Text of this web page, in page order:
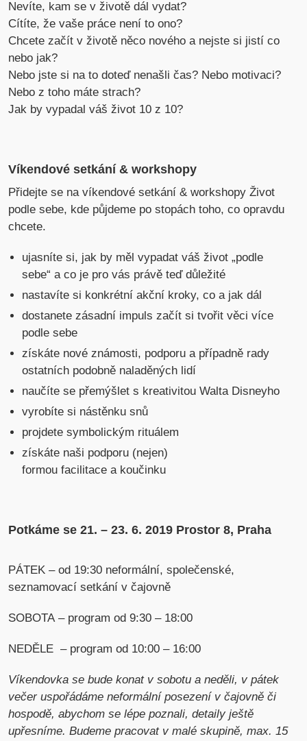
Nevíte, kam se v životě dál vydat?
Cítíte, že vaše práce není to ono?
Chcete začít v životě něco nového a nejste si jistí co
nebo jak?
Nebo jste si na to doteď nenašli čas? Nebo motivaci?
Nebo z toho máte strach?
Jak by vypadal váš život 10 z 10?
Víkendové setkání & workshopy
Přidejte se na víkendové setkání & workshopy Život
podle sebe, kde půjdeme po stopách toho, co opravdu
chcete.
ujasníte si, jak by měl vypadat váš život „podle
sebe“ a co je pro vás právě teď důležité
nastavíte si konkrétní akční kroky, co a jak dál
dostanete zásadní impuls začít si tvořit věci více
podle sebe
získáte nové známosti, podporu a případně rady
ostatních podobně naladěných lidí
naučíte se přemýšlet s kreativitou Walta Disneyho
vyrobíte si nástěnku snů
projdete symbolickým rituálem
získáte naši podporu (nejen)
formou facilitace a koučinku
Potkáme se 21. – 23. 6. 2019 Prostor 8, Praha
PÁTEK – od 19:30 neformální, společenské,
seznamovací setkání v čajovně
SOBOTA – program od 9:30 – 18:00
NEDĚLE – program od 10:00 – 16:00
Víkendovka se bude konat v sobotu a neděli, v pátek
večer uspořádáme neformální posezení v čajovně či
hospodě, abychom se lépe poznali, detaily ještě
upřesníme. Budeme pracovat v malé skupině, max. 15